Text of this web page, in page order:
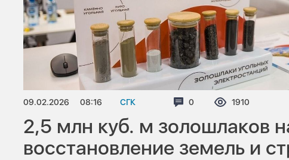
09.02.2026 08:16 СГК Комментариев:
0 Просмотров:
1910
2,5 млн куб. м золошлаков
восстановление земель и